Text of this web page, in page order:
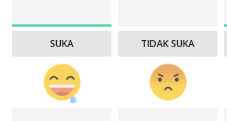
SUKA TIDAK SUKA